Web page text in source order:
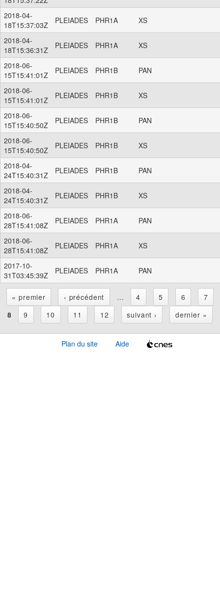
2018-04-
18T15:37:03Z
PLEIADES PHR1A XS
2018-04-
18T15:36:31Z
PLEIADES PHR1A XS
2018-06-
15T15:41:01Z
PLEIADES PHR1B PAN
2018-06-
15T15:41:01Z
PLEIADES PHR1B XS
2018-06-
15T15:40:50Z
PLEIADES PHR1B PAN
2018-06-
15T15:40:50Z
PLEIADES PHR1B XS
2018-04-
24T15:40:31Z
PLEIADES PHR1B PAN
2018-04-
24T15:40:31Z
PLEIADES PHR1B XS
2018-06-
28T15:41:08Z
PLEIADES PHR1A PAN
2018-06-
28T15:41:08Z
PLEIADES PHR1A XS
2017-10-
31T03:45:39Z
PLEIADES PHR1A PAN
P
« premier ‹ précédent … 4 5 6
7
8
9 10 11 12 suivant › dernier »
Plan du site Aide